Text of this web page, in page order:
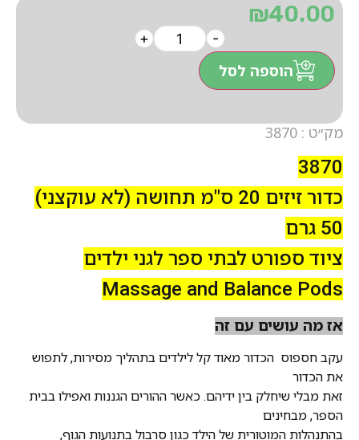
מק״ט : 3870
3870
כדור זיזים 20 ס"מ תחושה (לא עוקצני)
50 גרם
ציוד ספורט לבתי ספר לגני ילדים
Massage and Balance Pods
אז מה עושים עם זה
עקב חספוס הכדור מאוד קל לילדים בתהליך מסירות, לתפוש
את הכדור
זאת מבלי שיחלק בין ידיהם. כאשר ההורים הגננות ואפילו בבית
הספר, מבחינים
בהתנהלות המוטורית של הילד כגון סרבול בתנועות הגוף,
₪40.00
-
+
הוספה לסל